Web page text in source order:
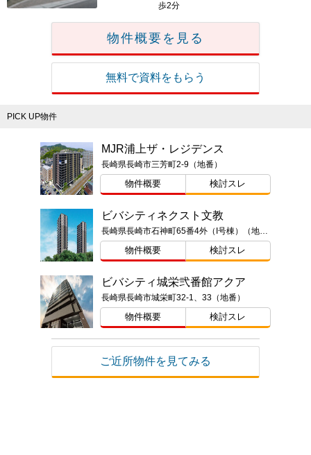
歩2分
物件概要を見る
無料で資料をもらう
PICK UP物件
MJR浦上ザ・レジデンス
長崎県長崎市三芳町2-9（地番）
物件概要 検討スレ
ビバシティネクスト文教
長崎県長崎市石神町65番4外（I号棟）（地番）、64番2外（II号棟）（地番）
物件概要 検討スレ
ビバシティ城栄弐番館アクア
長崎県長崎市城栄町32-1、33（地番）
物件概要 検討スレ
ご近所物件を見てみる